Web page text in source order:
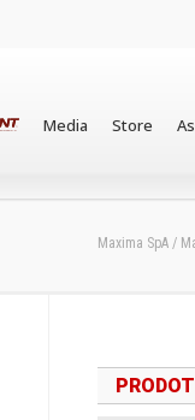
Media Store
Maxima SpA /